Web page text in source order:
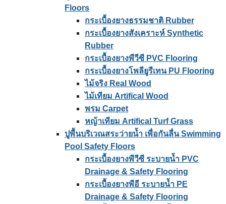
Floors
กระเบื้องยางธรรมชาติ Rubber
กระเบื้องยางสังเคราะห์ Synthetic
Rubber
กระเบื้องยางพีวีซี PVC Flooring
กระเบื้องยางโพลียูรีเทน PU Flooring
ไม้จริง Real Wood
ไม้เทียม Artifical Wood
พรม Carpet
หญ้าเทียม Artifical Turf Grass
ปูพื้นบริเวณสระว่ายน้ำ เพื่อกันลื่น Swimming
Pool Safety Floors
กระเบื้องยางพีวีซี ระบายน้ำ PVC
Drainage & Safety Flooring
กระเบื้องยางพีอี ระบายน้ำ PE
Drainage & Safety Flooring